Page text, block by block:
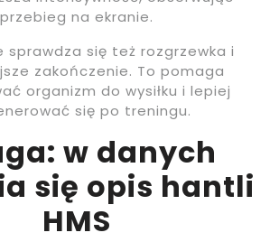
przebieg na ekranie.
sprawdza się też rozgrzewka i
zakończenie. To pomaga
organizm do wysiłku i lepiej
się po treningu.
w danych
się opis hantli
HMS